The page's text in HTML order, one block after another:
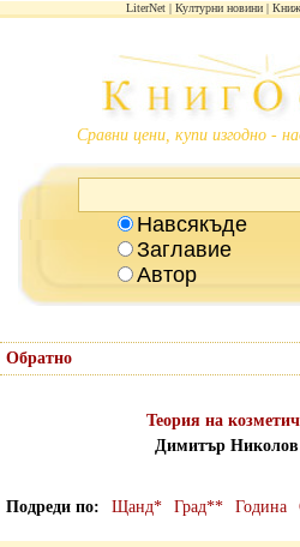
LiterNet Културни новини
Сравни цени, купи изгодно -
Навсякъде
Заглавие
Автор
Обратно
Теория на
Димитър
Подреди по Щанд* Град** Година